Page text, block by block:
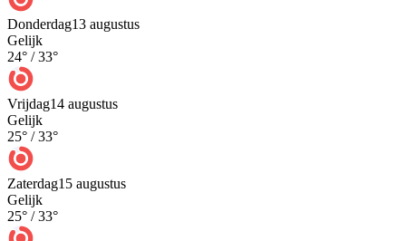
Donderdag13 augustus
Gelijk
24° /33°
Vrijdag14 augustus
Gelijk
25° /33°
Zaterdag15 augustus
Gelijk
25° /33°